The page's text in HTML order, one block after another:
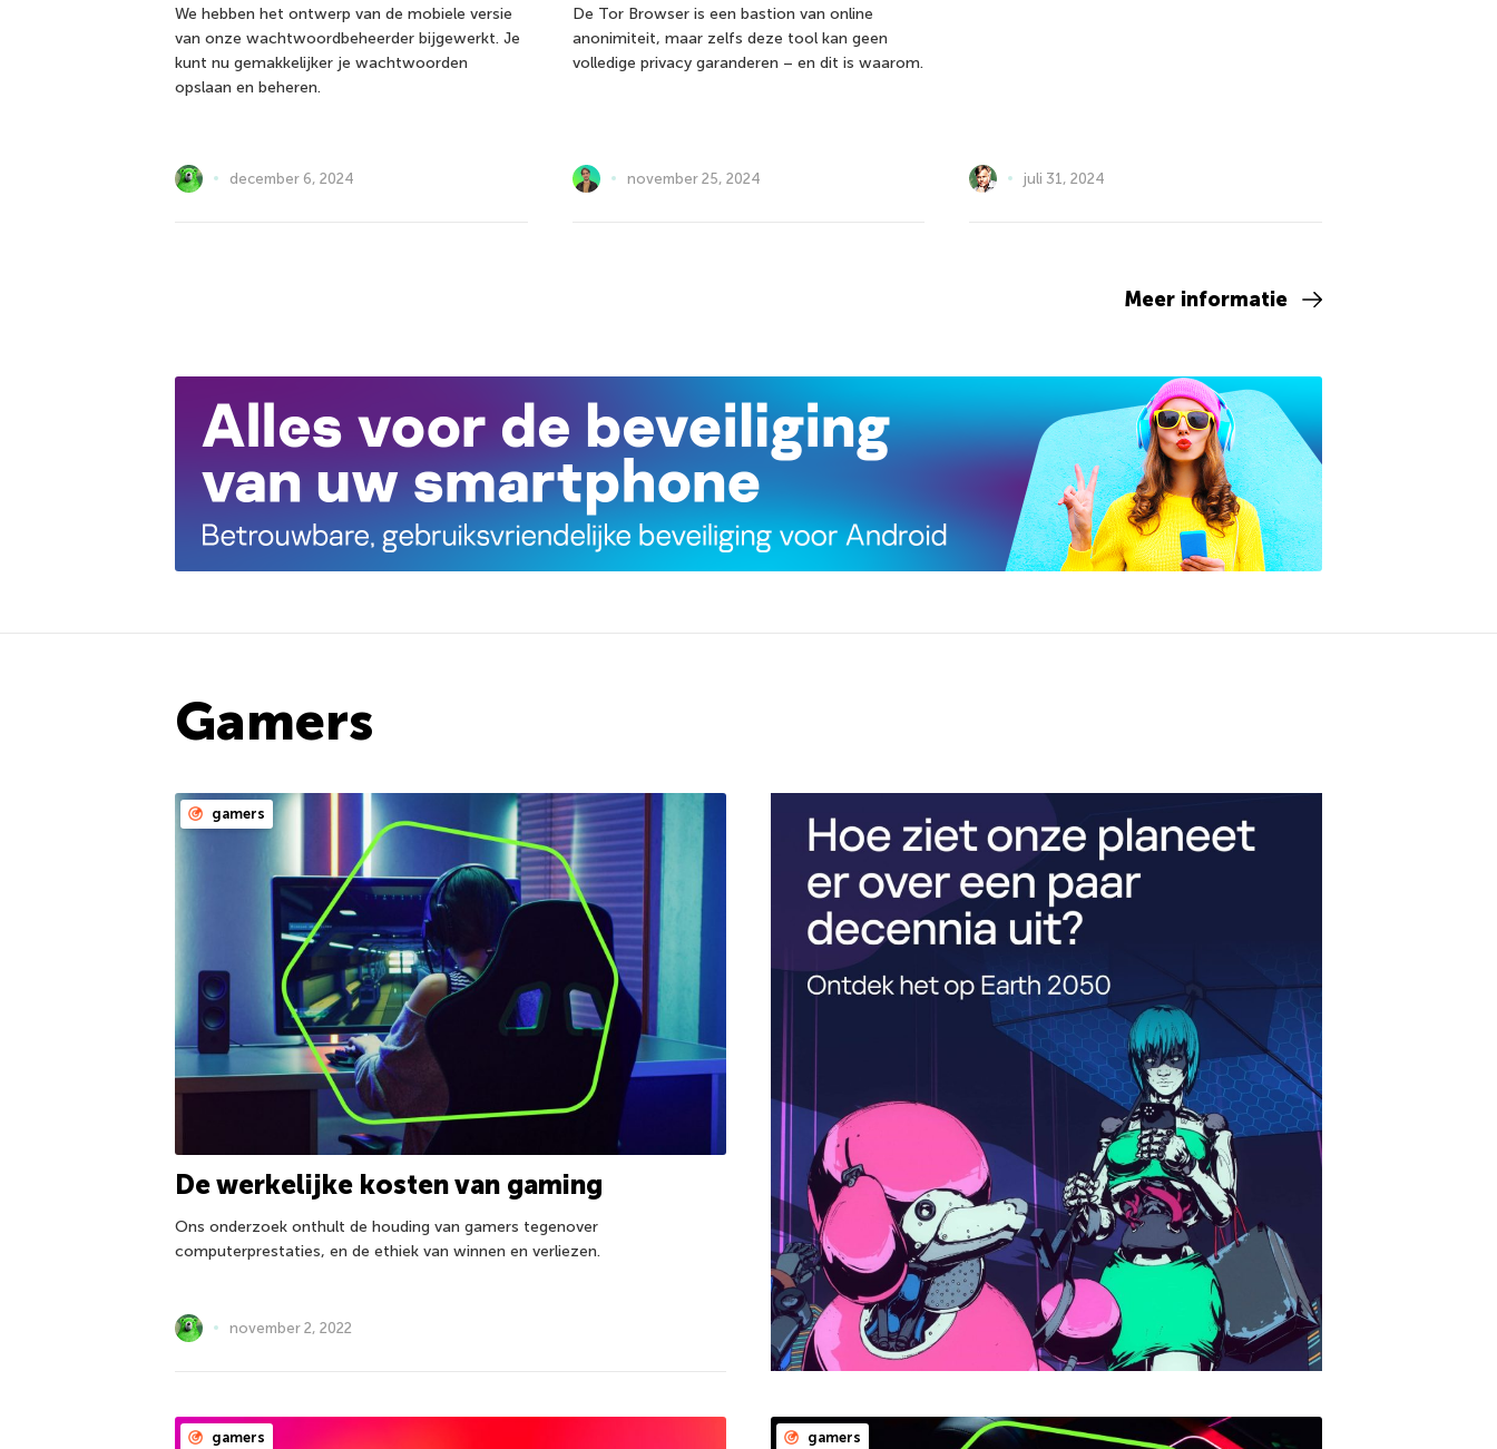
We hebben het ontwerp van de mobiele versie
van onze wachtwoordbeheerder bijgewerkt. Je
kunt nu gemakkelijker je wachtwoorden
opslaan en beheren.
december 6, 2024
De Tor Browser is een bastion van online
anonimiteit, maar zelfs deze tool kan geen
volledige privacy garanderen – en dit is waarom.
november 25, 2024 juli 31, 2024
Meer informatie
Gamers
gamers
De werkelijke kosten van gaming
Ons onderzoek onthult de houding van gamers tegenover
computerprestaties, en de ethiek van winnen en verliezen.
november 2, 2022
gamers gamers